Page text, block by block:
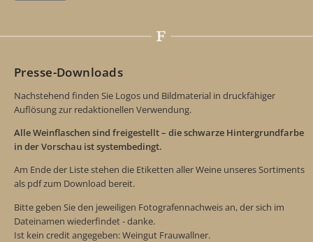
Presse-Downloads
Nachstehend finden Sie Logos und Bildmaterial in druckfähiger
Auflösung zur redaktionellen Verwendung.
Alle Weinflaschen sind freigestellt – die schwarze Hintergrundfarbe
in der Vorschau ist systembedingt.
Am Ende der Liste stehen die Etiketten aller Weine unseres Sortiments
als pdf zum Download bereit.
Bitte geben Sie den jeweiligen Fotografennachweis an, der sich im
Dateinamen wiederfindet - danke.
Ist kein credit angegeben: Weingut Frauwallner.